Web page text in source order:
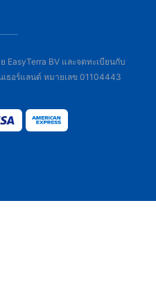
EasyTerra BV และจดทะเบียนกับ
เธอร์แลนด์ หมายเลข 01104443